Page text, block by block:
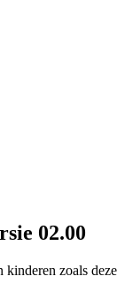
02.00
kinderen zoals deze